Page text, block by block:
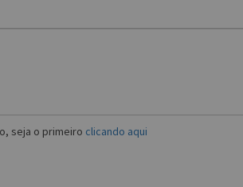
seja o primeiro clicando aqui